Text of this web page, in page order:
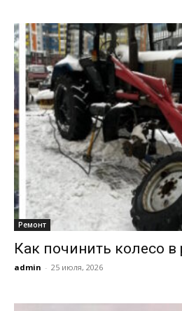
Ремонт
Как починить колесо в
admin - 25 июля, 2026